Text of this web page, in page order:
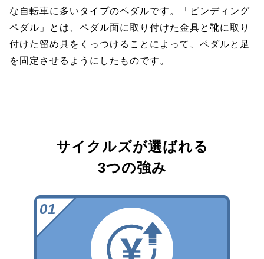
な自転車に多いタイプのペダルです。「ビンディング
ペダル」とは、ペダル面に取り付けた金具と靴に取り
付けた留め具をくっつけることによって、ペダルと足
を固定させるようにしたものです。
サイクルズが選ばれる
3つの強み